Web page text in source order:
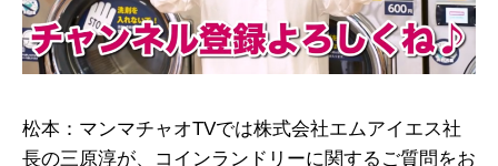
松本：マンマチャオTVでは株式会社エムアイエス社
長の三原淳が、コインランドリーに関するご質問をお